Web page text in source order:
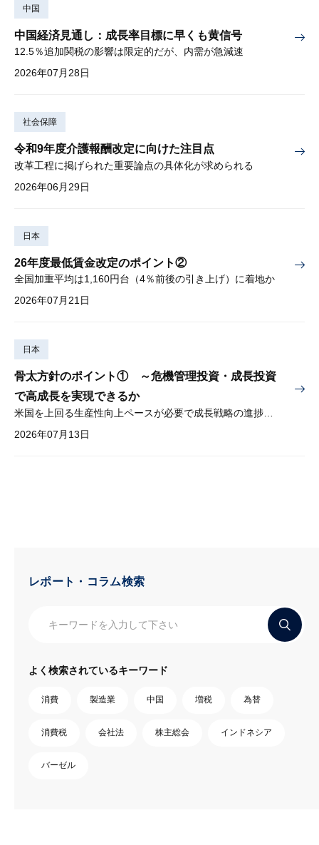
中国
中国経済見通し：成長率目標に早くも黄信号
12.5％追加関税の影響は限定的だが、内需が急減速
2026年07月28日
社会保障
令和9年度介護報酬改定に向けた注目点
改革工程に掲げられた重要論点の具体化が求められる
2026年06月29日
日本
26年度最低賃金改定のポイント②
全国加重平均は1,160円台（4％前後の引き上げ）に着地か
2026年07月21日
日本
骨太方針のポイント① ～危機管理投資・成長投資
で高成長を実現できるか
2026年07月13日
レポート・コラム検索
よく検索されているキーワード
消費 製造業 中国 増税 為替
消費税 会社法 株主総会 インドネシア
バーゼル